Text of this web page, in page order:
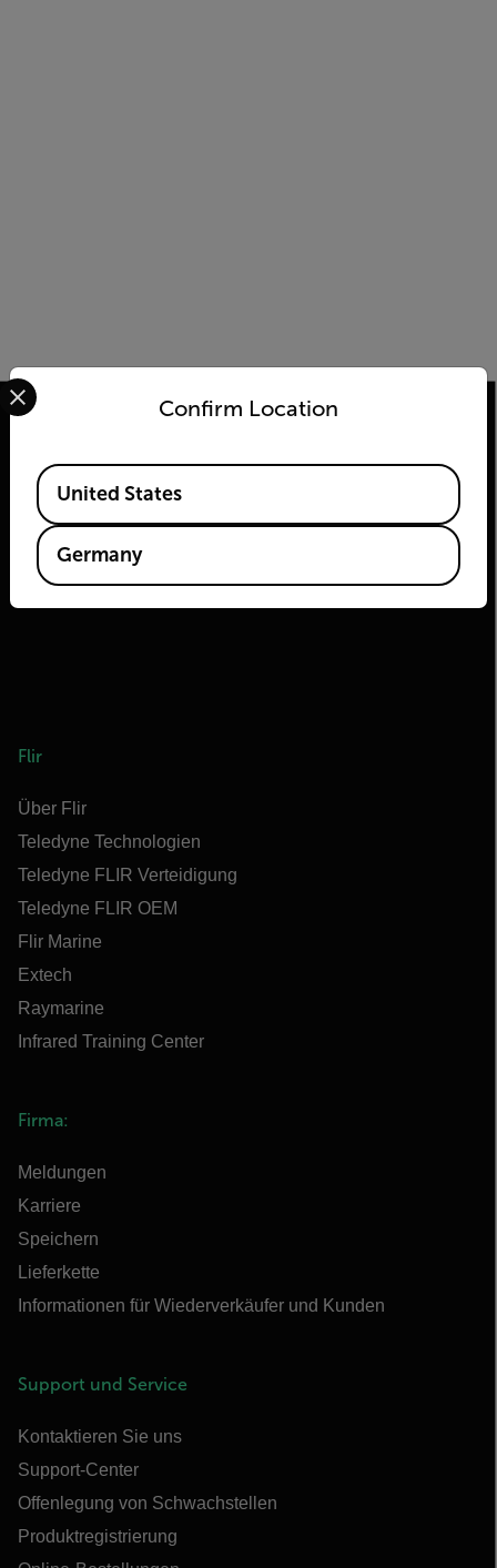
2026 © Flir Alle Rechte vorbehalten.
Flir
Über Flir
Teledyne Technologien
Teledyne FLIR Verteidigung
Teledyne FLIR OEM
Flir Marine
Extech
Raymarine
Infrared Training Center
Firma:
Meldungen
Karriere
Speichern
Lieferkette
Informationen für Wiederverkäufer und Kunden
Support und Service
Kontaktieren Sie uns
Support-Center
Offenlegung von Schwachstellen
Produktregistrierung
Confirm Location
Select your preferred country and language from the
Available Locations
United States
Germany